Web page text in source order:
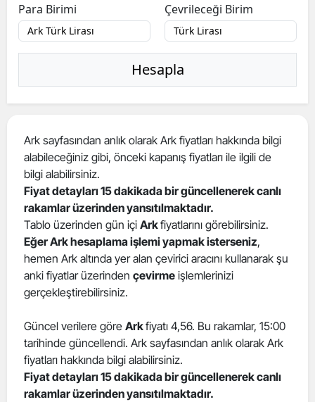
Bitlis
Bolu
Bursa
Çankırı
Çorum
Denizli
Diyarbakır
Edirne
Erzincan
Para Birimi
Çevrileceği Birim
Hesapla
Ark sayfasından anlık olarak Ark fiyatları hakkında bilgi
alabileceğiniz gibi, önceki kapanış fiyatları ile ilgili de
bilgi alabilirsiniz.
Fiyat detayları 15 dakikada bir güncellenerek canlı
rakamlar üzerinden yansıtılmaktadır.
Tablo üzerinden gün içi Arkfiyatlarını görebilirsiniz.
Eğer Ark hesaplama işlemi yapmak isterseniz,
hemen Ark altında yer alan çevirici aracını kullanarak şu
anki fiyatlar üzerinden çevirme işlemlerinizi
gerçekleştirebilirsiniz.
Güncel verilere göre Arkfiyatı 4,56. Bu rakamlar, 15:00
tarihinde güncellendi. Ark sayfasından anlık olarak Ark
fiyatları hakkında bilgi alabilirsiniz.
Fiyat detayları 15 dakikada bir güncellenerek canlı
rakamlar üzerinden yansıtılmaktadır.